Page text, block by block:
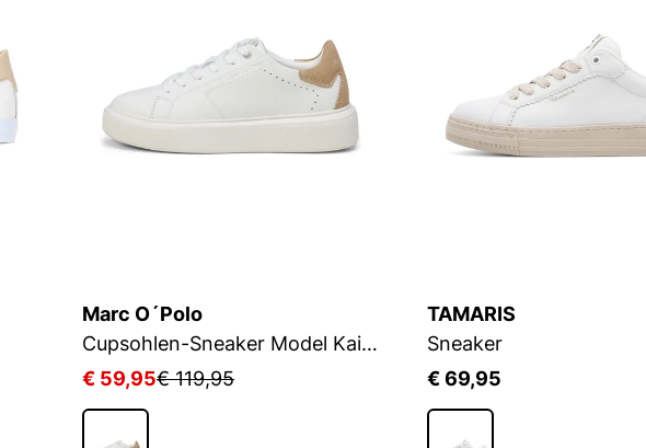
Marc O´Polo
Cupsohlen-Sneaker Model Kaira
€ 59,95€ 119,95
TAMARIS
Sneaker
€ 69,95